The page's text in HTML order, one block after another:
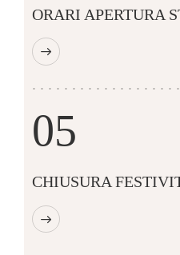
ORARI APERTURA
05
CHIUSURA